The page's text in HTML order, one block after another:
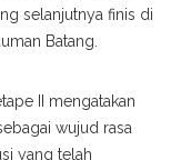
selanjutnya finis di
Batang.
II mengatakan
wujud rasa
yang telah